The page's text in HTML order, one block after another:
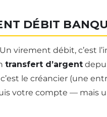
DÉBIT
virement débit, c’est
transfert d’argent
le créancier (une
votre compte — mais